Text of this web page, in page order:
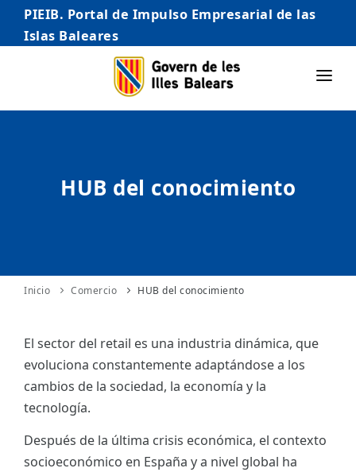
PIEIB. Portal de Impulso Empresarial de las
Islas Baleares
INICIO
AUTÓNOMO/AUTÓNOMA
INTERNACIONALIZACIÓN
ES
HUB del conocimiento
Inicio Comercio HUB del conocimiento
El sector del retail es una industria dinámica, que
evoluciona constantemente adaptándose a los
cambios de la sociedad, la economía y la
tecnología.
Después de la última crisis económica, el contexto
socioeconómico en España y a nivel global ha